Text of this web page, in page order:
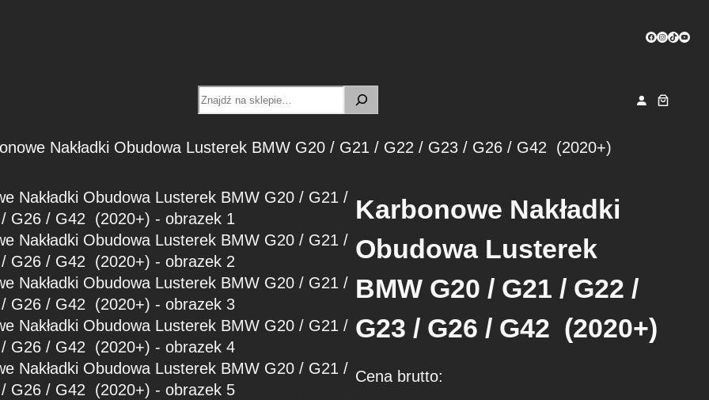
Facebook
Instagram
TikTok
Search
Nakładki Obudowa Lusterek BMW G20 / G21 / G22 / G23 / G26 / G42 (2020+)
Karbonowe Nakładki
Obudowa Lusterek
BMW G20 / G21 / G22 /
G23 / G26 / G42 (2020+)
Cena brutto: